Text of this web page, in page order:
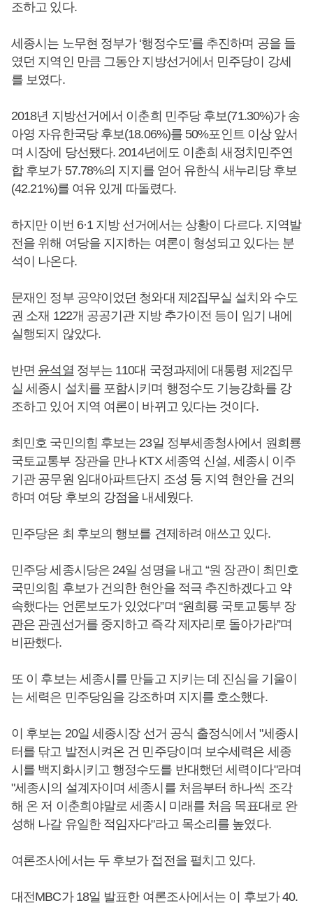
조하고 있다.
세종시는 노무현 정부가 ‘행정수도’를 추진하며 공을 들
였던 지역인 만큼 그동안 지방선거에서 민주당이 강세
를 보였다.
2018년 지방선거에서 이춘희 민주당 후보(71.30%)가 송
아영 자유한국당 후보(18.06%)를 50%포인트 이상 앞서
며 시장에 당선됐다. 2014년에도 이춘희 새정치민주연
합 후보가 57.78%의 지지를 얻어 유한식 새누리당 후보
(42.21%)를 여유 있게 따돌렸다.
하지만 이번 6·1 지방 선거에서는 상황이 다르다. 지역발
전을 위해 여당을 지지하는 여론이 형성되고 있다는 분
석이 나온다.
문재인 정부 공약이었던 청와대 제2집무실 설치와 수도
권 소재 122개 공공기관 지방 추가이전 등이 임기 내에
실행되지 않았다.
반면 윤석열 정부는 110대 국정과제에 대통령 제2집무
실 세종시 설치를 포함시키며 행정수도 기능강화를 강
조하고 있어 지역 여론이 바뀌고 있다는 것이다.
최민호 국민의힘 후보는 23일 정부세종청사에서 원희룡
국토교통부 장관을 만나 KTX 세종역 신설, 세종시 이주
기관 공무원 임대아파트단지 조성 등 지역 현안을 건의
하며 여당 후보의 강점을 내세웠다.
민주당은 최 후보의 행보를 견제하려 애쓰고 있다.
민주당 세종시당은 24일 성명을 내고 “원 장관이 최민호
국민의힘 후보가 건의한 현안을 적극 추진하겠다고 약
속했다는 언론보도가 있었다”며 “원희룡 국토교통부 장
관은 관권선거를 중지하고 즉각 제자리로 돌아가라”며
비판했다.
또 이 후보는 세종시를 만들고 지키는 데 진심을 기울이
는 세력은 민주당임을 강조하며 지지를 호소했다.
이 후보는 20일 세종시장 선거 공식 출정식에서 "세종시
터를 닦고 발전시켜온 건 민주당이며 보수세력은 세종
시를 백지화시키고 행정수도를 반대했던 세력이다"라며
"세종시의 설계자이며 세종시를 처음부터 하나씩 조각
해 온 저 이춘희야말로 세종시 미래를 처음 목표대로 완
성해 나갈 유일한 적임자다"라고 목소리를 높였다.
여론조사에서는 두 후보가 접전을 펼치고 있다.
대전MBC가 18일 발표한 여론조사에서는 이 후보가 40.